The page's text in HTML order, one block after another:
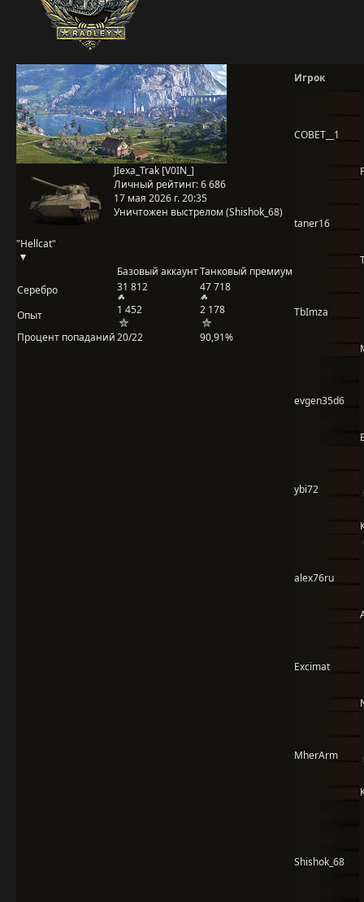
"Hellcat"
JIexa_Trak [V0IN_]
Личный рейтинг:6 686
17 мая 2026 г. 20:35
Уничтожен выстрелом (Shishok_68)
Базовый аккаунтТанковый премиум
Серебро
31 812 47 718
Опыт 1 452
2 178
Процент попаданий20/22 90,91%
Игрок
COBET__1
taner16
TbImza
evgen35d6
ybi72
alex76ru
Excimat
MherArm
Shishok_68